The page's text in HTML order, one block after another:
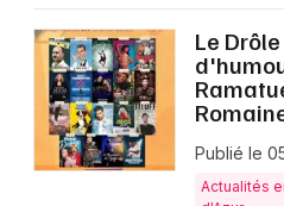
Le
Publié le
Actualités